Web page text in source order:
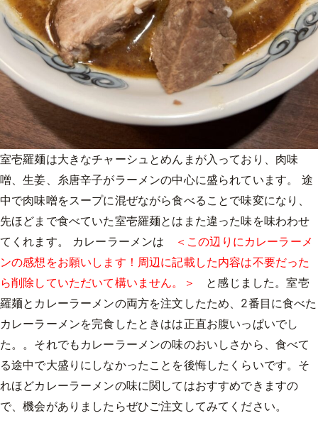
室壱羅麺は大きなチャーシュとめんまが入っており、肉味
噌、生姜、糸唐辛子がラーメンの中心に盛られています。 途
中で肉味噌をスープに混ぜながら食べることで味変になり、
先ほどまで食べていた室壱羅麺とはまた違った味を味わわせ
てくれます。 カレーラーメンは
＜この辺りにカレーラーメ
ンの感想をお願いします！周辺に記載した内容は不要だった
ら削除していただいて構いません。＞
と感じました。室壱
羅麺とカレーラーメンの両方を注文したため、2番目に食べた
カレーラーメンを完食したときはは正直お腹いっぱいでし
た。。それでもカレーラーメンの味のおいしさから、食べて
る途中で大盛りにしなかったことを後悔したくらいです。そ
れほどカレーラーメンの味に関してはおすすめできますの
で、機会がありましたらぜひご注文してみてください。